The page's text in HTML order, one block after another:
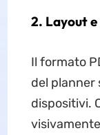
2. Layout
Il formato
del planner
dispositivi.